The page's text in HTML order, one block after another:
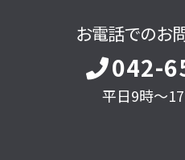
お電話でのお
042-
平日9時～